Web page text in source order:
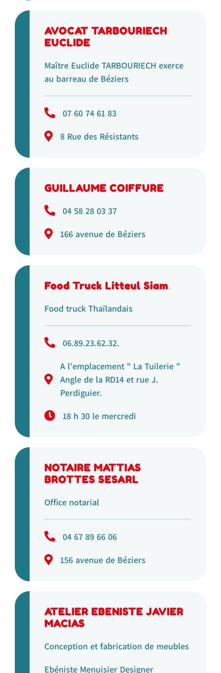
AVOCAT TARBOURIECH
EUCLIDE
Maître Euclide TARBOURIECH exerce
au barreau de Béziers
07 60 74 61 83
8 Rue des Résistants
GUILLAUME COIFFURE
04 58 28 03 37
166 avenue de Béziers
Food Truck Litteul Siam
Food truck Thaïlandais
06.89.23.62.32.
A l'emplacement " La Tuilerie "
Angle de la RD14 et rue J.
Perdiguier.
18 h 30 le mercredi
NOTAIRE MATTIAS
BROTTES SESARL
Office notarial
04 67 89 66 06
156 avenue de Béziers
ATELIER EBENISTE JAVIER
MACIAS
Conception et fabrication de meubles
Ebéniste Menuisier Designer